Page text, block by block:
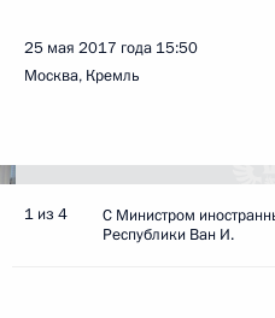
25 мая 2017 года 15:50
Москва, Кремль
1 из 4
С Министром
Республики Ван И.